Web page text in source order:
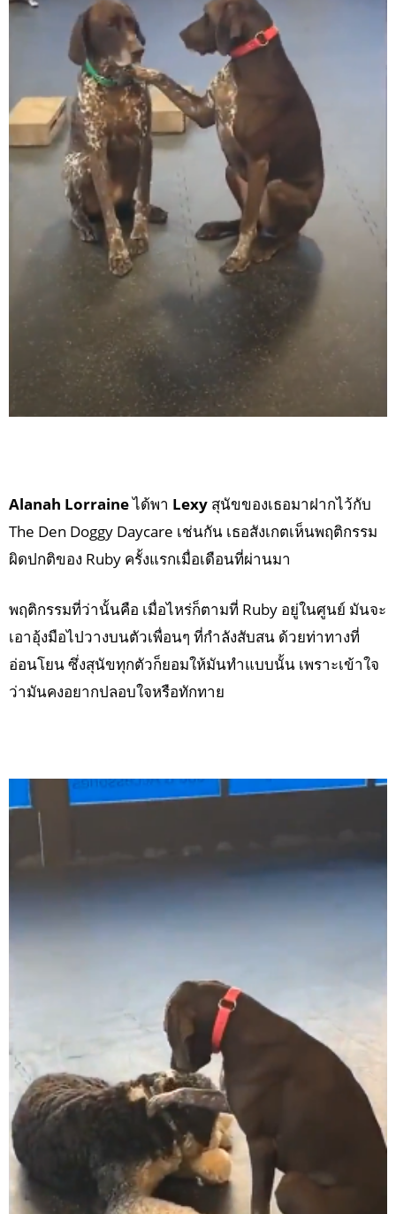
Alanah Lorraineได้พา Lexy สุนัขของเธอมาฝากไว้กับ
The Den Doggy Daycare เช่นกัน เธอสังเกตเห็นพฤติกรรม
ผิดปกติของ Ruby ครั้งแรกเมื่อเดือนที่ผ่านมา
พฤติกรรมที่ว่านั้นคือ เมื่อไหร่ก็ตามที่ Ruby อยู่ในศูนย์ มันจะ
เอาอุ้งมือไปวางบนตัวเพื่อนๆ ที่กำลังสับสน ด้วยท่าทางที่
อ่อนโยน ซึ่งสุนัขทุกตัวก็ยอมให้มันทำแบบนั้น เพราะเข้าใจ
ว่ามันคงอยากปลอบใจหรือทักทาย